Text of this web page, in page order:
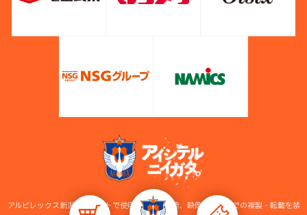
アルビレックス新潟公式サイトで使用している画像、映像等の無断での複製・転載を禁